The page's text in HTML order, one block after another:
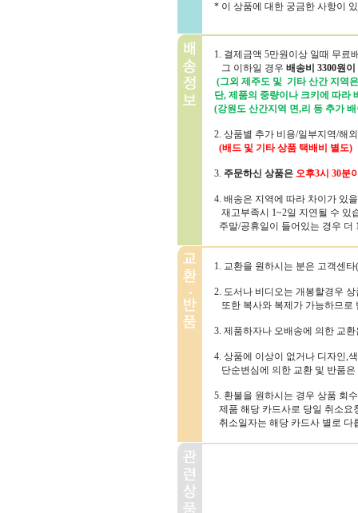
* 이 상품에 대한 궁금한 사항이
1. 결제금액 5만원이상 일때 무료
그 이하일 경우 배송비 3300원이
(그외 제주도 및 기타 산간 지역
단, 제품의 중량이나 크키에 따라
(강원도 산간지역 면,리 등 추가
2. 상품별 추가 비용/일부지역/해
(배드 및 기타 상품 택배비 별도)
3. 주문하신 상품은 오후3시 30분
4. 배송은 지역에 따라 차이가 있
재고부족시 1~2일 지연될 수 있
주말/공휴일이 들어있는 경우 더
1. 교환을 원하시는 분은 고객센
2. 도서나 비디오는 개봉할경우
또한 복사와 복제가 가능하므로
3. 제품하자나 오배송에 의한 교
4. 상품에 이상이 없거나 디자인,
단순변심에 의한 교환 및 반품
5. 환불을 원하시는 경우 상품 회
제품 해당 카드사로 당일 취소요
취소일자는 해당 카드사 별로 다